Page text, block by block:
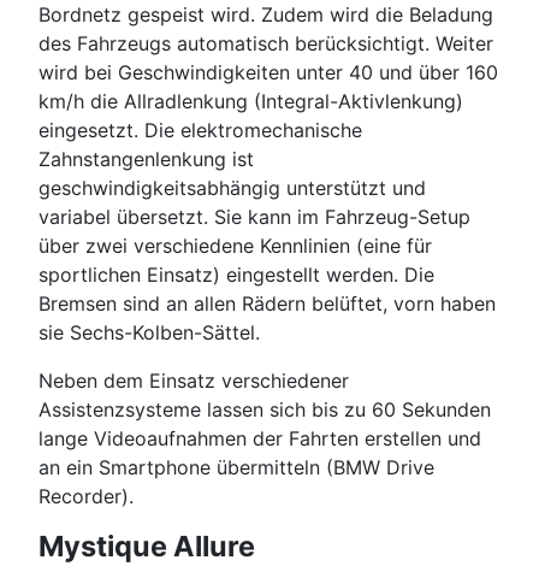
Bordnetz gespeist wird. Zudem wird die Beladung
des Fahrzeugs automatisch berücksichtigt. Weiter
wird bei Geschwindigkeiten unter 40 und über 160
km/h die Allradlenkung (Integral-Aktivlenkung)
eingesetzt. Die elektromechanische
Zahnstangenlenkung ist
geschwindigkeitsabhängig unterstützt und
variabel übersetzt. Sie kann im Fahrzeug-Setup
über zwei verschiedene Kennlinien (eine für
sportlichen Einsatz) eingestellt werden. Die
Bremsen sind an allen Rädern belüftet, vorn haben
sie Sechs-Kolben-Sättel.
Neben dem Einsatz verschiedener
Assistenzsysteme lassen sich bis zu 60 Sekunden
lange Videoaufnahmen der Fahrten erstellen und
an ein Smartphone übermitteln (BMW Drive
Recorder).
Mystique Allure